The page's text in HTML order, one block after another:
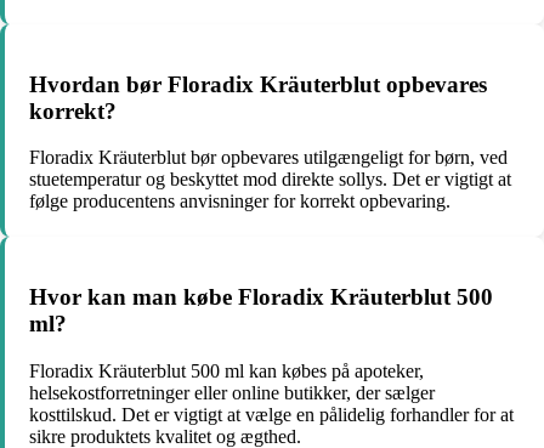
Hvordan bør Floradix Kräuterblut opbevares
korrekt?
Floradix Kräuterblut bør opbevares utilgængeligt for børn, ved
stuetemperatur og beskyttet mod direkte sollys. Det er vigtigt at
følge producentens anvisninger for korrekt opbevaring.
Hvor kan man købe Floradix Kräuterblut 500
ml?
Floradix Kräuterblut 500 ml kan købes på apoteker,
helsekostforretninger eller online butikker, der sælger
kosttilskud. Det er vigtigt at vælge en pålidelig forhandler for at
sikre produktets kvalitet og ægthed.